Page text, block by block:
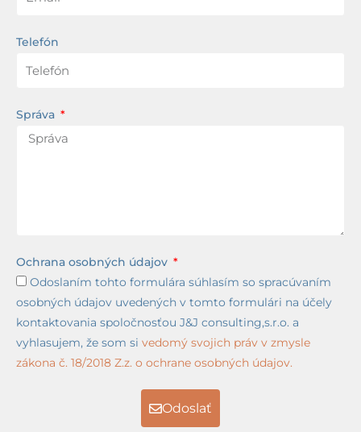
Telefón
Správa
Ochrana osobných údajov
Odoslaním tohto formulára súhlasím so spracúvaním
osobných údajov uvedených v tomto formulári na účely
kontaktovania spoločnosťou J&J consulting,s.r.o. a
vyhlasujem, že som si vedomý svojich práv v zmysle
zákona č. 18/2018 Z.z. o ochrane osobných údajov.
Odoslať